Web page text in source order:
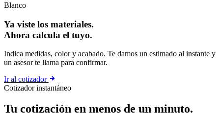
Blanco
Ya viste los materiales.
Ahora calcula el tuyo.
Indica medidas, color y acabado. Te damos un estimado al instante y
un asesor te llama para confirmar.
Ir al cotizador
Cotizador instantáneo
Tu cotización en menos de un minuto.